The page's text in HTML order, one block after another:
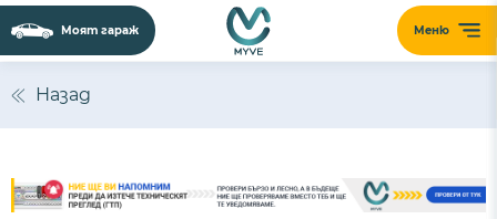
Меню
Моят гараж
Назад